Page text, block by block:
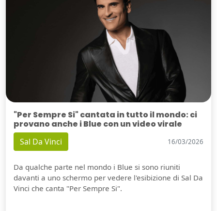
Guarda video
"Per Sempre Si" cantata in tutto il mondo: ci
provano anche i Blue con un video virale
Sal Da Vinci 16/03/2026
Da qualche parte nel mondo i Blue si sono riuniti
davanti a uno schermo per vedere l'esibizione di Sal Da
Vinci che canta "Per Sempre Si".